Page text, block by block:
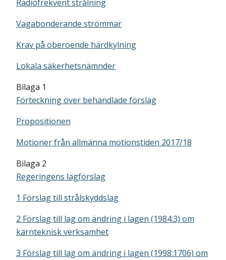
Radiofrekvent strålning
Vagabonderande strömmar
Krav på oberoende härdkylning
Lokala säkerhetsnämnder
Bilaga 1
Förteckning över behandlade förslag
Propositionen
Motioner från allmänna motionstiden 2017/18
Bilaga 2
Regeringens lagförslag
1 Förslag till strålskyddslag
2 Förslag till lag om ändring i lagen (1984:3) om
kärnteknisk verksamhet
3 Förslag till lag om ändring i lagen (1998:1706) om